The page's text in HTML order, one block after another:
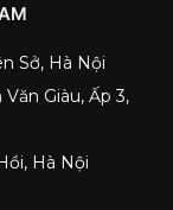
Sở, Hà Nội
Giàu, Ấp 3,
Hà Nội